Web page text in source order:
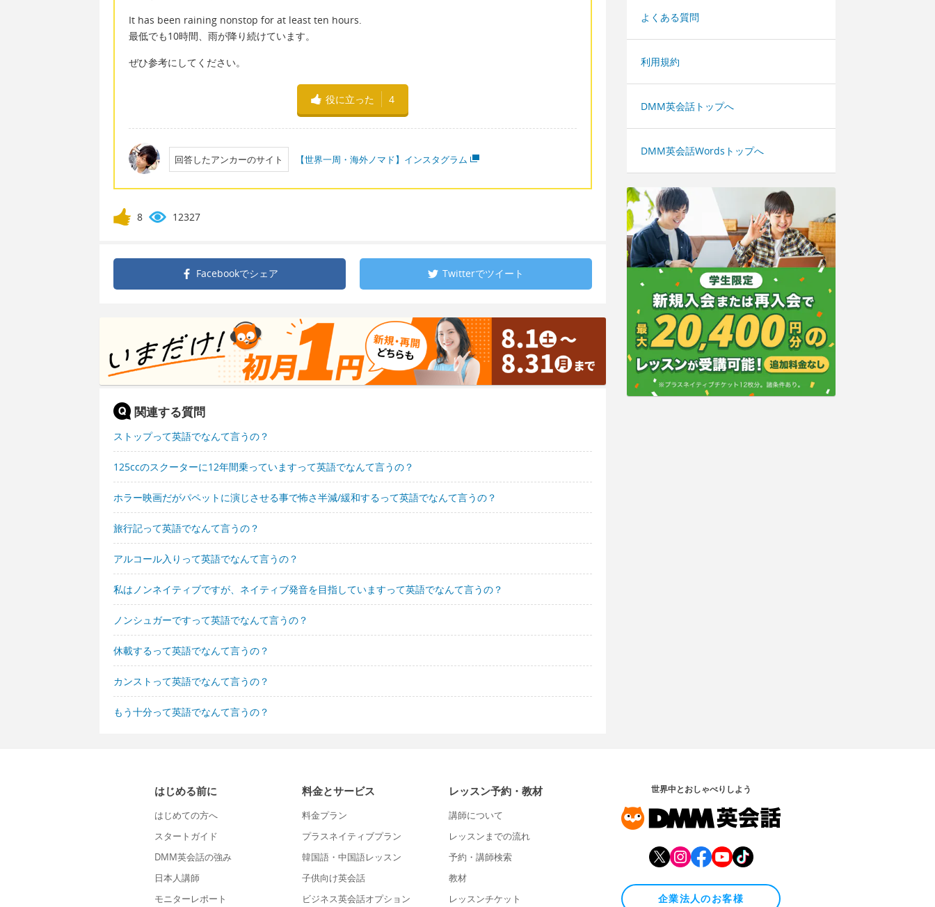
It has been raining nonstop for at least ten hours.
最低でも10時間、雨が降り続けています。
ぜひ参考にしてください。
役に立った 4
回答したアンカーのサイト 【世界一周・海外ノマド】インスタグラム
8 12327
Facebookでシェア Twitterでツイート
関連する質問
ストップって英語でなんて言うの？
125ccのスクーターに12年間乗っていますって英語でなんて言うの？
ホラー映画だがパペットに演じさせる事で怖さ半減/緩和するって英語でなんて言うの？
旅行記って英語でなんて言うの？
アルコール入りって英語でなんて言うの？
私はノンネイティブですが、ネイティブ発音を目指していますって英語でなんて言うの？
ノンシュガーですって英語でなんて言うの？
休載するって英語でなんて言うの？
カンストって英語でなんて言うの？
もう十分って英語でなんて言うの？
よくある質問
利用規約
DMM英会話トップへ
DMM英会話Wordsトップへ
はじめる前に
はじめての方へ
スタートガイド
DMM英会話の強み
日本人講師
モニターレポート
料金とサービス
料金プラン
プラスネイティブプラン
韓国語・中国語レッスン
子供向け英会話
ビジネス英会話オプション
レッスン予約・教材
講師について
レッスンまでの流れ
予約・講師検索
教材
レッスンチケット
世界中とおしゃべりしよう
企業法人のお客様